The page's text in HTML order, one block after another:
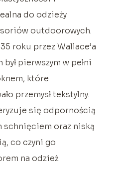
do odzieży
outdoorowych.
roku przez Wallace’a
pierwszym w pełni
które
przemysł tekstylny.
się odpornością
schnięciem oraz niską
co czyni go
na odzież